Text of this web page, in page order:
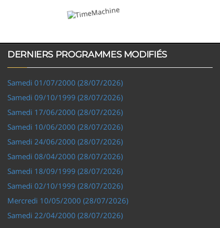
DERNIERS PROGRAMMES MODIFIÉS
Samedi 01/07/2000 (28/07/2026)
Samedi 09/10/1999 (28/07/2026)
Samedi 17/06/2000 (28/07/2026)
Samedi 10/06/2000 (28/07/2026)
Samedi 24/06/2000 (28/07/2026)
Samedi 08/04/2000 (28/07/2026)
Samedi 18/09/1999 (28/07/2026)
Samedi 02/10/1999 (28/07/2026)
Mercredi 10/05/2000 (28/07/2026)
Samedi 22/04/2000 (28/07/2026)